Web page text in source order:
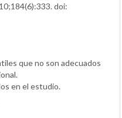
doi:
que no son adecuados
en el estudio.